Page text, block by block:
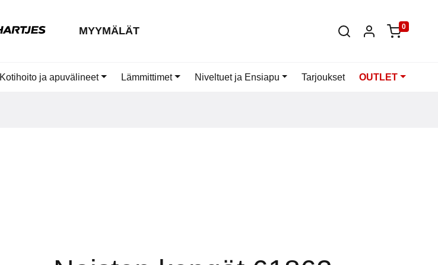
MYYMÄLÄT 0
Kotihoito ja apuvälineet Lämmittimet Niveltuet ja Ensiapu Tarjoukset OUTLET